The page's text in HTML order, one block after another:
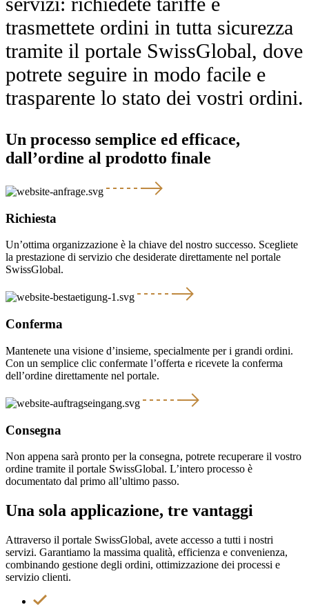
trasmettete ordini in tutta sicurezza
tramite il portale SwissGlobal, dove
potrete seguire in modo facile e
trasparente lo stato dei vostri ordini.
Un processo semplice ed efficace,
dall’ordine al prodotto finale
Richiesta
Un’ottima organizzazione è la chiave del nostro successo. Scegliete
la prestazione di servizio che desiderate direttamente nel portale
SwissGlobal.
Conferma
Mantenete una visione d’insieme, specialmente per i grandi ordini.
Con un semplice clic confermate l’offerta e ricevete la conferma
dell’ordine direttamente nel portale.
Consegna
Non appena sarà pronto per la consegna, potrete recuperare il vostro
ordine tramite il portale SwissGlobal. L’intero processo è
documentato dal primo all’ultimo passo.
Una sola applicazione, tre vantaggi
Attraverso il portale SwissGlobal, avete accesso a tutti i nostri
servizi. Garantiamo la massima qualità, efficienza e convenienza,
combinando gestione degli ordini, ottimizzazione dei processi e
servizio clienti.